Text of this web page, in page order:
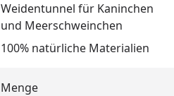
Weidentunnel für Kaninchen
und Meerschweinchen
100% natürliche Materialien
Menge